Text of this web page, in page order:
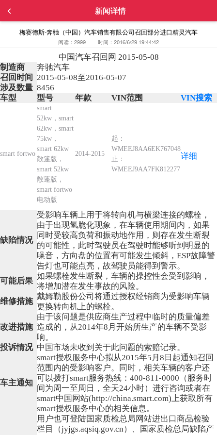
新闻详情
梅赛德斯-奔驰（中国）汽车销售有限公司召回部分进口精灵汽车
阅读：2999 时间：2016/6/29 19:44:42
中国汽车召回网 2015-05-08
制造商
奔驰汽车
召回时间 2015-05-08至2016-05-07
涉及数量 8456
车型
型号 年款 VIN范围 VIN搜索
smart fortwo
smart
52kw，smart
62kw，smart
75kw，
smart 62kw
敞篷版，
smart 52kw
敞蓬版，
smart fortwo
电动版
2014-2015
起：
WMEEJ8AA6EK767048
止：
WMEEJ9AA7FK812277
详细
缺陷情况
受影响车辆上用于将转向机与横梁连接的螺栓，
由于出现氢脆化现象，在车辆使用期间内，如果
同时受较高负荷和振动地作用，则存在发生断裂
的可能性，此时驾驶员在驾驶时能够听到明显的
噪音，方向盘的位置有可能发生倾斜，ESP故障警
告灯也可能点亮，故驾驶员能得到警示。
可能后果
如果螺栓发生断裂，车辆的操控性会受到影响，
将增加潜在发生事故的风险。
维修措施
戴姆勒股份公司将通过授权经销商为受影响车辆
更换转向机上的螺栓。
改进措施
由于该问题是供应商生产过程中临时的质量偏差
造成的，从2014年8月开始所生产的车辆不受影
响。
投诉情况 中国市场未收到关于此问题的索赔记录。
车主通知
smart授权服务中心拟从2015年5月8日起通知召回
范围内的受影响客户。同时，相关车辆的客户还
可以拨打smart服务热线：400-811-0000（服务时
间为周一至周日，全天24小时）进行咨询或者在
smart中国网站(http://china.smart.com)上获取所有
smart授权服务中心的相关信息。
用户也可登陆国家质检总局网站进出口商品检验
栏目（jyjgs.aqsiq.gov.cn）、国家质检总局缺陷产